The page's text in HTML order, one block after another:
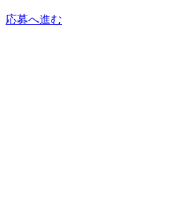
応募へ進む